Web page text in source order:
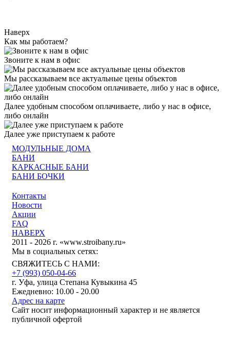
Наверх
Как мы работаем?
Звоните к нам в офис
Мы рассказываем все актуальные цены объектов
Далее удобным способом оплачиваете, либо у нас в офисе,
либо онлайн
Далее уже приступаем к работе
Контакты
Новости
Акции
FAQ
НАВЕРХ
2011 - 2026 г. «www.stroibany.ru»
МОДУЛЬНЫЕ ДОМА
БАНИ
КАРКАСНЫЕ БАНИ
БАНИ БОЧКИ
Мы в социальных сетях:
СВЯЖИТЕСЬ С НАМИ:
+7 (993) 050-04-66
г. Уфа, улица Степана Кувыкина 45
Ежедневно: 10.00 - 20.00
Адрес на карте
Сайт носит информационный характер и не является
публичной офертой